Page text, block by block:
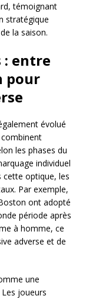
témoignant
stratégique
la saison.
: entre
pour
évolué
les phases du
individuel
cette optique, les
Par exemple,
ont adopté
période après
à homme, ce
adverse et de
une
joueurs